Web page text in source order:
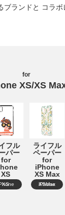
ブランドと コラボ
for
XS/XS
フル
パー
for
XS
iPhone XS
ライフル
ペーパー
for
iPhone
XS Max
iPhone XSMax